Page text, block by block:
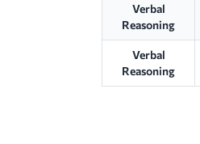
Verbal
Reasoning
Verbal
Reasoning